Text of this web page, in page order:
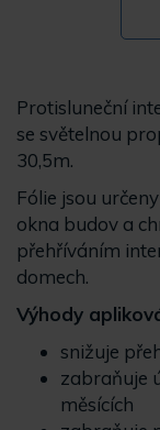
Protisluneční
se světelnou
30,5m.
Fólie jsou
okna budov a
přehříváním
domech.
Výhody
snižuje
zabraňuje
měsících